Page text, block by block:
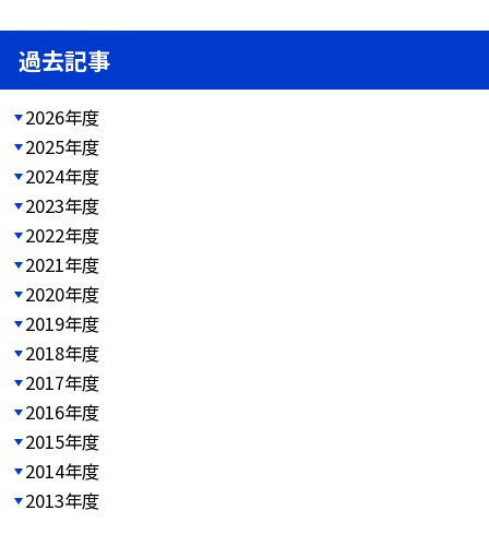
過去記事
2026年度
2025年度
2024年度
2023年度
2022年度
2021年度
2020年度
2019年度
2018年度
2017年度
2016年度
2015年度
2014年度
2013年度